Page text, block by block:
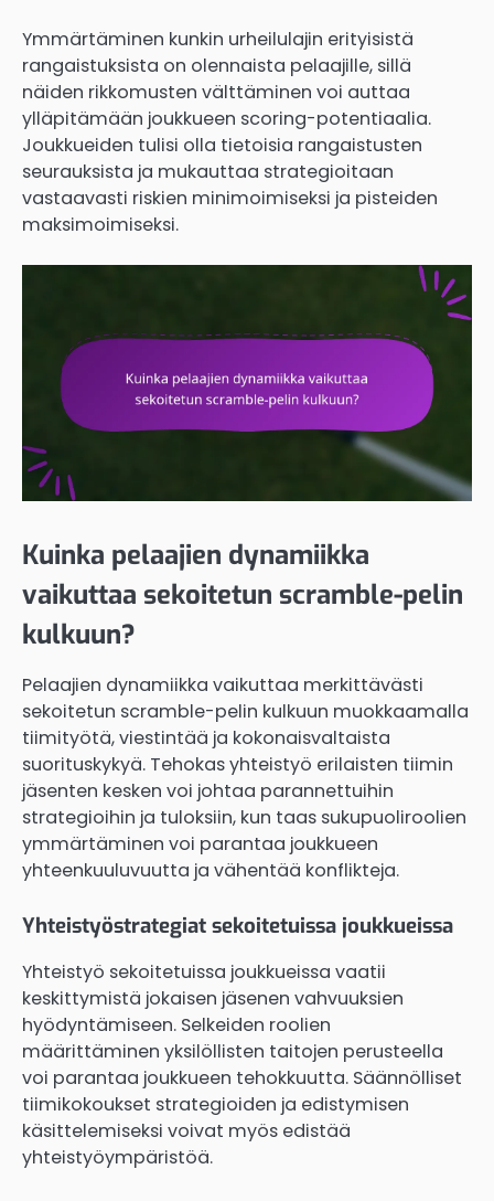
Ymmärtäminen kunkin urheilulajin erityisistä
rangaistuksista on olennaista pelaajille, sillä
näiden rikkomusten välttäminen voi auttaa
ylläpitämään joukkueen scoring-potentiaalia.
Joukkueiden tulisi olla tietoisia rangaistusten
seurauksista ja mukauttaa strategioitaan
vastaavasti riskien minimoimiseksi ja pisteiden
maksimoimiseksi.
Kuinka pelaajien dynamiikka
vaikuttaa sekoitetun scramble-pelin
kulkuun?
Pelaajien dynamiikka vaikuttaa merkittävästi
sekoitetun scramble-pelin kulkuun muokkaamalla
tiimityötä, viestintää ja kokonaisvaltaista
suorituskykyä. Tehokas yhteistyö erilaisten tiimin
jäsenten kesken voi johtaa parannettuihin
strategioihin ja tuloksiin, kun taas sukupuoliroolien
ymmärtäminen voi parantaa joukkueen
yhteenkuuluvuutta ja vähentää konflikteja.
Yhteistyöstrategiat sekoitetuissa joukkueissa
Yhteistyö sekoitetuissa joukkueissa vaatii
keskittymistä jokaisen jäsenen vahvuuksien
hyödyntämiseen. Selkeiden roolien
määrittäminen yksilöllisten taitojen perusteella
voi parantaa joukkueen tehokkuutta. Säännölliset
tiimikokoukset strategioiden ja edistymisen
käsittelemiseksi voivat myös edistää
yhteistyöympäristöä.